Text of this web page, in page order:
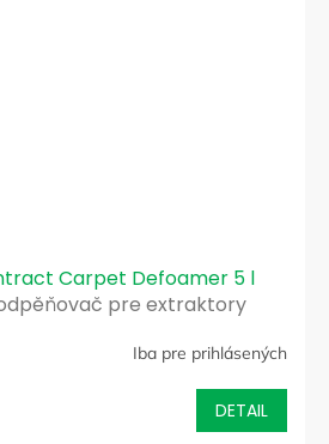
Carpet Defoamer 5 l
pre extraktory
Iba pre prihlásených
DETAIL